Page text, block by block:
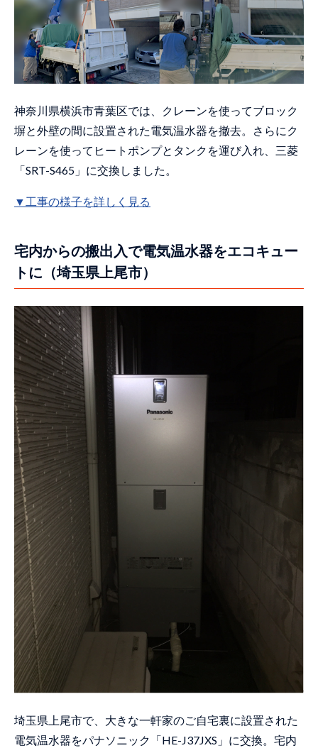
リモコン線を新設して丸形電気温水器を
EQに交換（神奈川県南足柄市）
配管を増設してフルオートのEQに交換
（広島県広島市西区）
換（愛知県西尾市）
オール電化住宅でエコキュートに交換
（岡山県岡山市）
ブロック塀に足場を作成してタンクを搬
雪の降る日に故障した電気温水器を交換
宅内を通ってタンクを搬出入（大阪府守
口市）
フェンスを外して狭小スペースに設置さ
れたタンクを交換（岡山県備前市）
経年20年以上の電気温水器をEQに交換＆
ウルブロZも設置（岡山県浅口市）
2台の給湯器を同時に交換（大阪府摂津
市）
雪の降る日に故障した電気温水器を交換
（山梨県北杜市）
宅内を通ってタンクを搬出入（大阪府守
口市）
フェンスを外して狭小スペースに設置さ
れたタンクを交換（岡山県備前市）
経年20年以上の電気温水器をEQに交換＆
ウルブロZも設置（岡山県浅口市）
2台の給湯器を同時に交換（大阪府摂津
市）
神奈川県横浜市青葉区では、クレーンを使ってブロック
塀と外壁の間に設置された電気温水器を撤去。さらにク
レーンを使ってヒートポンプとタンクを運び入れ、三菱
「SRT-S465」に交換しました。
▼工事の様子を詳しく見る
宅内からの搬出入で電気温水器をエコキュー
トに（埼玉県上尾市）
埼玉県上尾市で、大きな一軒家のご自宅裏に設置された
電気温水器をパナソニック「HE-J37JXS」に交換。宅内